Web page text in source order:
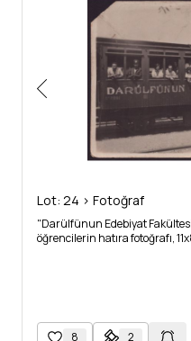
Lot: 24 > Fotoğraf
"Darülfünun Edebiyat
öğrencilerin hatıra fotoğrafı,
8 2